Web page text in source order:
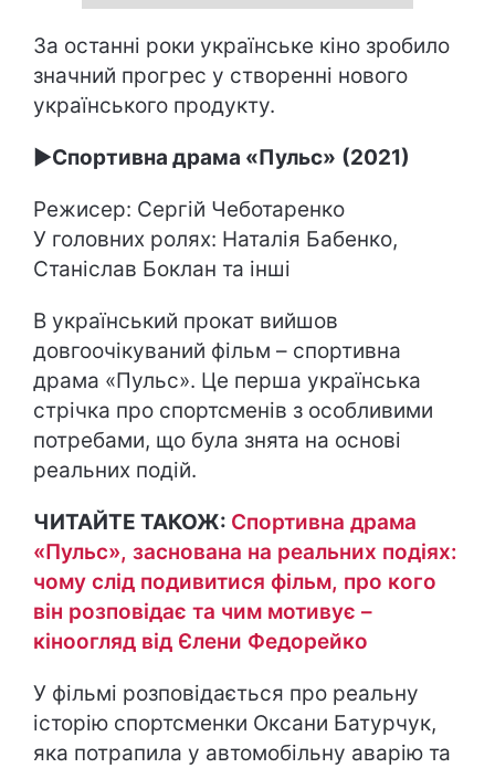
За останні роки українське кіно зробило
значний прогрес у створенні нового
українського продукту.
►Спортивна драма «Пульс» (2021)
Режисер: Сергій Чеботаренко
У головних ролях: Наталія Бабенко,
Станіслав Боклан та інші
В український прокат вийшов
довгоочікуваний фільм – спортивна
драма «Пульс». Це перша українська
стрічка про спортсменів з особливими
потребами, що була знята на основі
реальних подій.
ЧИТАЙТЕ ТАКОЖ: Спортивна драма
«Пульс», заснована на реальних подіях:
чому слід подивитися фільм, про кого
він розповідає та чим мотивує –
кіноогляд від Єлени Федорейко
У фільмі розповідається про реальну
історію спортсменки Оксани Батурчук,
яка потрапила у автомобільну аварію та